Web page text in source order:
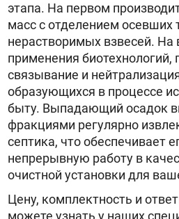
этапа. На первом
масс с отделением осевших
нерастворимых взвесей. На
применения биотехнологий,
связывание и
образующихся в процессе
быту. Выпадающий осадок
фракциями регулярно
септика, что обеспечивает
непрерывную работу в
очистной установки для
Цену, комплектность и
можете узнать у наших